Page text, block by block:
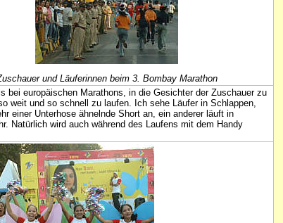
und Läuferinnen beim 3. Bombay Marathon
europäischen Marathons, in die Gesichter der Zuschauer zu
weit und so schnell zu laufen. Ich sehe Läufer in Schlappen,
einer Unterhose ähnelnde Short an, ein anderer läuft in
Natürlich wird auch während des Laufens mit dem Handy